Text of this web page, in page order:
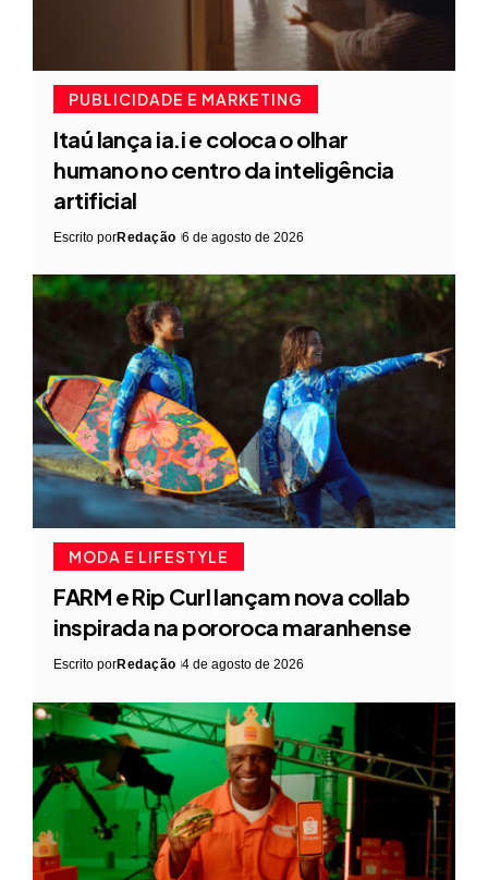
PUBLICIDADE E MARKETING
Itaú lança ia.i e coloca o olhar
humano no centro da inteligência
artificial
Escrito porRedação 6 de agosto de 2026
MODA E LIFESTYLE
FARM e Rip Curl lançam nova collab
inspirada na pororoca maranhense
Escrito porRedação 4 de agosto de 2026